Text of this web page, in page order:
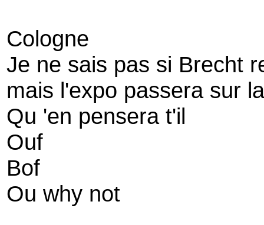
Cologne
Je ne sais pas si Brecht
mais l'expo passera sur
Qu 'en pensera t'il
Ouf
Bof
Ou why not